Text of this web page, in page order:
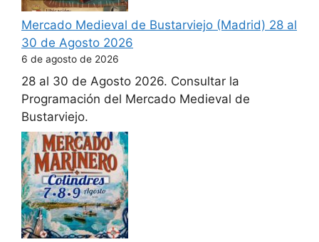
Mercado Medieval de Bustarviejo (Madrid) 28 al
30 de Agosto 2026
6 de agosto de 2026
28 al 30 de Agosto 2026. Consultar la
Programación del Mercado Medieval de
Bustarviejo.